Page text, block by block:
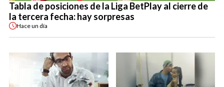
Tabla de posiciones de la Liga BetPlay al cierre de
la tercera fecha: hay sorpresas
Haceun día